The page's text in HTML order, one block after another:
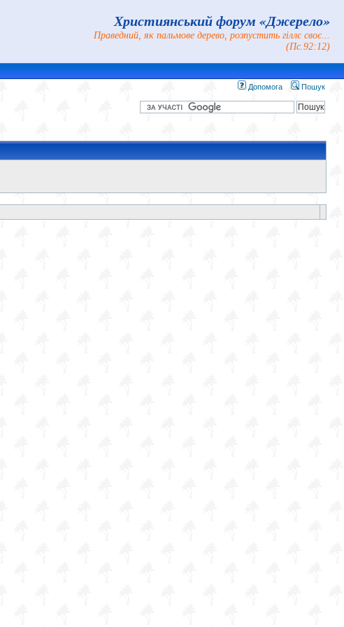
Християнський форум «Джерело»
Праведний, як пальмове дерево, розпустить гіллє своє...
(Пс.92:12)
Допомога Пошук